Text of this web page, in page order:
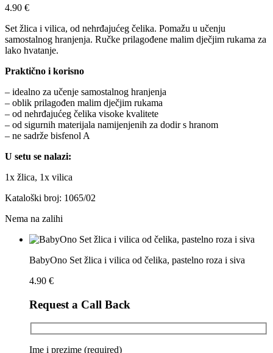
4.90 €
Set žlica i vilica, od nehrđajućeg čelika. Pomažu u učenju
samostalnog hranjenja. Ručke prilagođene malim dječjim rukama za
lako hvatanje.
Praktično i korisno
– idealno za učenje samostalnog hranjenja
– oblik prilagođen malim dječjim rukama
– od nehrđajućeg čelika visoke kvalitete
– od sigurnih materijala namijenjenih za dodir s hranom
– ne sadrže bisfenol A
U setu se nalazi:
1x žlica, 1x vilica
Kataloški broj: 1065/02
Nema na zalihi
BabyOno Set žlica i vilica od čelika, pastelno roza i siva
4.90 €
Request a Call Back
Ime i prezime (required)